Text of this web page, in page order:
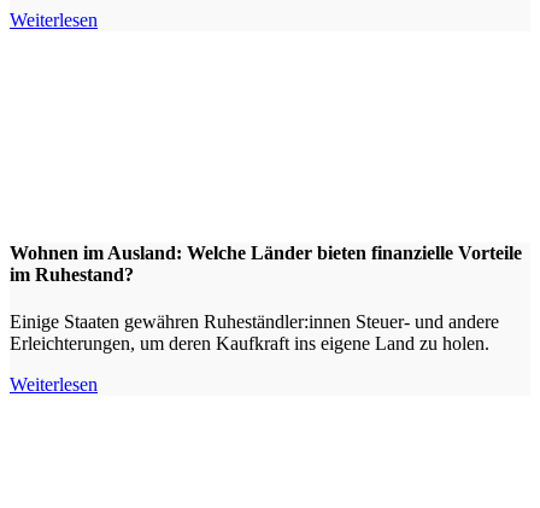
Weiterlesen
Wohnen im Ausland: Welche Länder bieten finanzielle Vorteile
im Ruhestand?
Einige Staaten gewähren Ruheständler:innen Steuer- und andere
Erleichterungen, um deren Kaufkraft ins eigene Land zu holen.
Weiterlesen